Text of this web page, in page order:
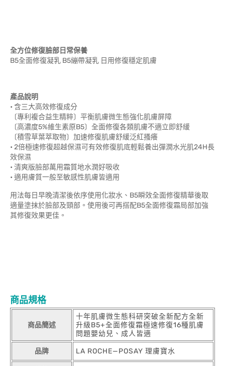
全方位修復臉部日常保養
B5全面修復凝乳 B5繃帶凝乳 日用修復穩定肌膚
產品說明
• 含三大高效修復成分
〔專利複合益生精粹〕平衡肌膚微生態強化肌膚屏障
〔高濃度5%維生素原B5〕全面修復各類肌膚不適立即舒緩
〔積雪草葉萃取物〕加速修復肌膚舒緩泛紅搔癢
• 2倍極速修復超越保濕可有效修復肌底輕鬆養出彈潤水光肌24H長
效保濕
• 清爽版臉部萬用霜質地水潤好吸收
• 適用膚質一般至敏感性肌膚皆適用
用法每日早晚清潔後依序使用化妝水、B5瞬效全面修復精華後取
適量塗抹於臉部及頸部。使用後可再搭配B5全面修復霜局部加強
其修復效果更佳。
商品規格
商品簡述
十年肌膚微生態科研突破全新配方全新
升級B5+全面修復霜極速修復16種肌膚
問題嬰幼兒、成人皆適
品牌 LA ROCHE—POSAY 理膚寶水